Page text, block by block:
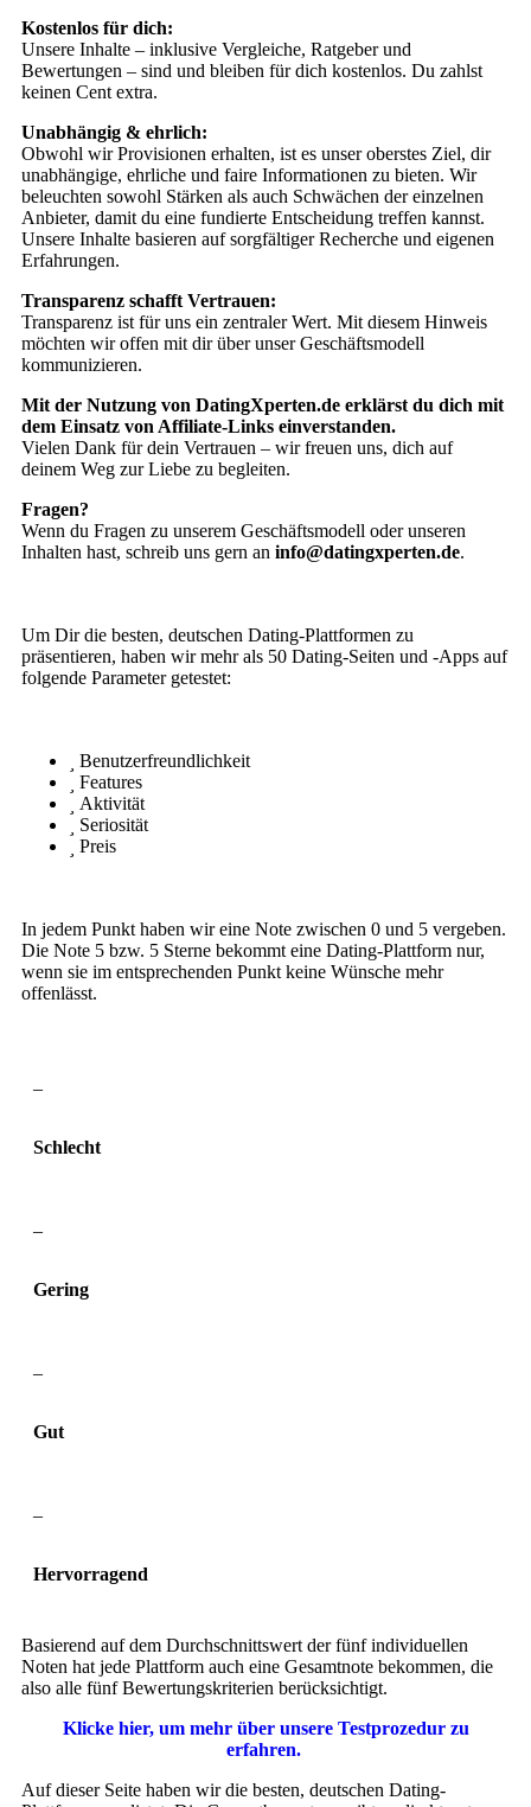
Kostenlos für dich:
Unsere Inhalte – inklusive Vergleiche, Ratgeber und
Bewertungen – sind und bleiben für dich kostenlos. Du zahlst
keinen Cent extra.
Unabhängig & ehrlich:
Obwohl wir Provisionen erhalten, ist es unser oberstes Ziel, dir
unabhängige, ehrliche und faire Informationen zu bieten. Wir
beleuchten sowohl Stärken als auch Schwächen der einzelnen
Anbieter, damit du eine fundierte Entscheidung treffen kannst.
Unsere Inhalte basieren auf sorgfältiger Recherche und eigenen
Erfahrungen.
Transparenz schafft Vertrauen:
Transparenz ist für uns ein zentraler Wert. Mit diesem Hinweis
möchten wir offen mit dir über unser Geschäftsmodell
kommunizieren.
Mit der Nutzung von DatingXperten.de erklärst du dich mit
dem Einsatz von Affiliate-Links einverstanden.
Vielen Dank für dein Vertrauen – wir freuen uns, dich auf
deinem Weg zur Liebe zu begleiten.
Fragen?
Wenn du Fragen zu unserem Geschäftsmodell oder unseren
Inhalten hast, schreib uns gern an info@datingxperten.de.
Um Dir die besten, deutschen Dating-Plattformen zu
präsentieren, haben wir mehr als 50 Dating-Seiten und -Apps auf
folgende Parameter getestet:
Benutzerfreundlichkeit
Features
Aktivität
Seriosität
Preis
In jedem Punkt haben wir eine Note zwischen 0 und 5 vergeben.
Die Note 5 bzw. 5 Sterne bekommt eine Dating-Plattform nur,
wenn sie im entsprechenden Punkt keine Wünsche mehr
offenlässt.
–
Schlecht
–
Gering
–
Gut
–
Hervorragend
Basierend auf dem Durchschnittswert der fünf individuellen
Noten hat jede Plattform auch eine Gesamtnote bekommen, die
also alle fünf Bewertungskriterien berücksichtigt.
Klicke hier, um mehr über unsere Testprozedur zu
erfahren.
Auf dieser Seite haben wir die besten, deutschen Dating-